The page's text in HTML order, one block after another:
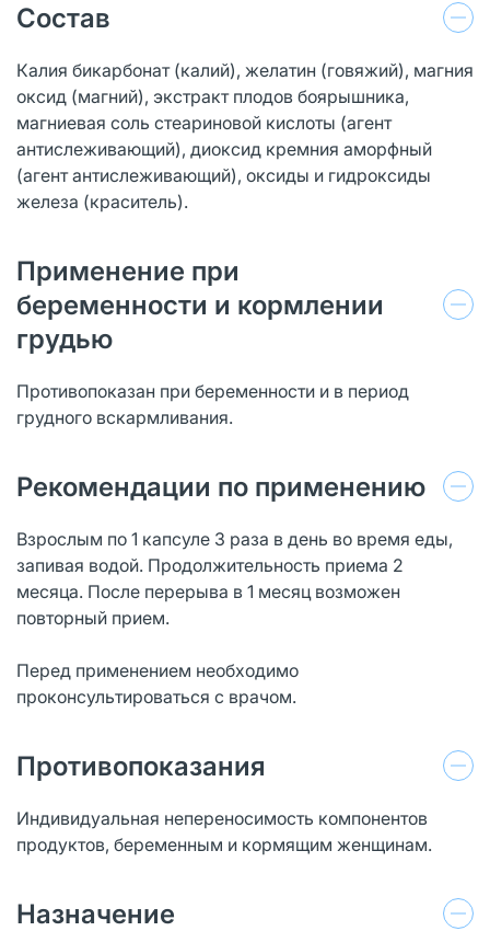
Состав
Калия бикарбонат (калий), желатин (говяжий), магния
оксид (магний), экстракт плодов боярышника,
магниевая соль стеариновой кислоты (агент
антислеживающий), диоксид кремния аморфный
(агент антислеживающий), оксиды и гидроксиды
железа (краситель).
Применение при
беременности и кормлении
грудью
Противопоказан при беременности и в период
грудного вскармливания.
Рекомендации по применению
Взрослым по 1 капсуле 3 раза в день во время еды,
запивая водой. Продолжительность приема 2
месяца. После перерыва в 1 месяц возможен
повторный прием.
Перед применением необходимо
проконсультироваться с врачом.
Противопоказания
Индивидуальная непереносимость компонентов
продуктов, беременным и кормящим женщинам.
Назначение